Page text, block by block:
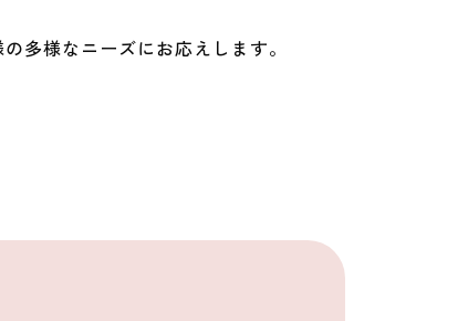
多様なニーズにお応えします。